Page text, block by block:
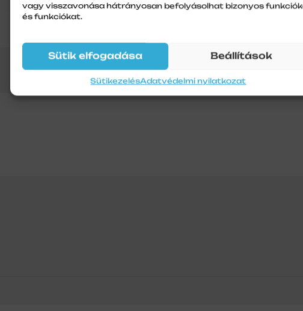
vagy visszavonása hátrányosan befolyásolhat bizonyos
és funkciókat.
Sütik elfogadása Beállítások
SütikezelésAdatvédelmi nyilatkozat